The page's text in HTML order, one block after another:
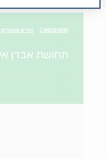
CAREGIVERS הורים מטפלים
תחושת אבדן